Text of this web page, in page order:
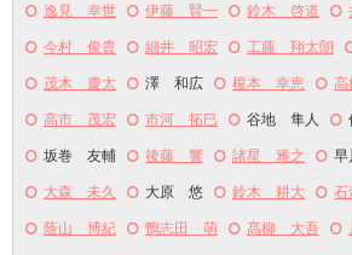
逸見 幸世 伊藤 賢一 鈴木 啓道
今村 俊貴 細井 昭宏 工藤 翔太朗
茂木 慶太 澤 和広 榎本 幸恵
高市 茂宏 市河 拓巳 谷地 隼人
坂巻 友輔 後藤 響 諸星 雅之
大森 未久 大原 悠 鈴木 耕大
蔭山 博紀 鴨志田 萌 髙柳 大吾